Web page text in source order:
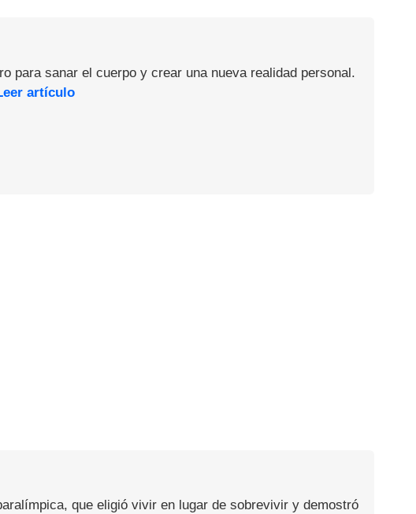
para sanar el cuerpo y crear una nueva realidad personal.
artículo
que eligió vivir en lugar de sobrevivir y demostró